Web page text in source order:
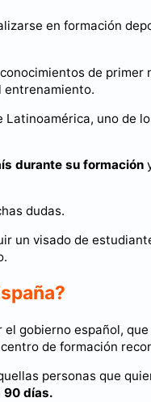
en formación
de
entrenamiento.
uno de
durante su formación
dudas.
un visado de
gobierno español,
de formación
personas que
90 días.